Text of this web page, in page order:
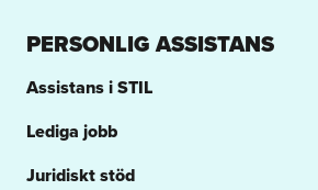
PERSONLIG ASSISTANS
Assistans i STIL
Lediga jobb
Juridiskt stöd